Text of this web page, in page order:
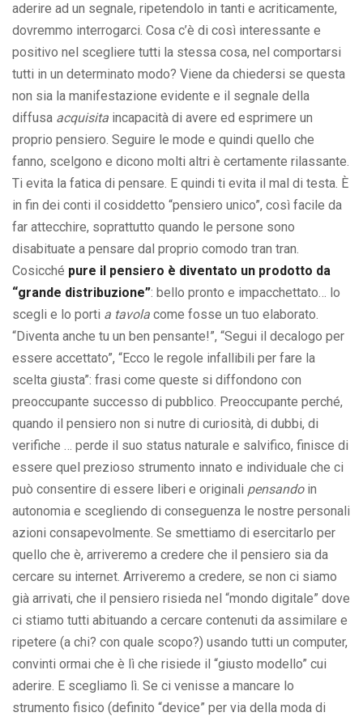
aderire ad un segnale, ripetendolo in tanti e acriticamente,
dovremmo interrogarci. Cosa c’è di così interessante e
positivo nel scegliere tutti la stessa cosa, nel comportarsi
tutti in un determinato modo? Viene da chiedersi se questa
non sia la manifestazione evidente e il segnale della
diffusa acquisita incapacità di avere ed esprimere un
proprio pensiero. Seguire le mode e quindi quello che
fanno, scelgono e dicono molti altri è certamente rilassante.
Ti evita la fatica di pensare. E quindi ti evita il mal di testa. È
in fin dei conti il cosiddetto “pensiero unico”, così facile da
far attecchire, soprattutto quando le persone sono
disabituate a pensare dal proprio comodo tran tran.
Cosicché pure il pensiero è diventato un prodotto da
“grande distribuzione”: bello pronto e impacchettato… lo
scegli e lo porti a tavola come fosse un tuo elaborato.
“Diventa anche tu un ben pensante!”, “Segui il decalogo per
essere accettato”, “Ecco le regole infallibili per fare la
scelta giusta”: frasi come queste si diffondono con
preoccupante successo di pubblico. Preoccupante perché,
quando il pensiero non si nutre di curiosità, di dubbi, di
verifiche … perde il suo status naturale e salvifico, finisce di
essere quel prezioso strumento innato e individuale che ci
può consentire di essere liberi e originali pensandoin
autonomia e scegliendo di conseguenza le nostre personali
azioni consapevolmente. Se smettiamo di esercitarlo per
quello che è, arriveremo a credere che il pensiero sia da
cercare su internet. Arriveremo a credere, se non ci siamo
già arrivati, che il pensiero risieda nel “mondo digitale” dove
ci stiamo tutti abituando a cercare contenuti da assimilare e
ripetere (a chi? con quale scopo?) usando tutti un computer,
convinti ormai che è lì che risiede il “giusto modello” cui
aderire. E scegliamo lì. Se ci venisse a mancare lo
strumento fisico (definito “device” per via della moda di